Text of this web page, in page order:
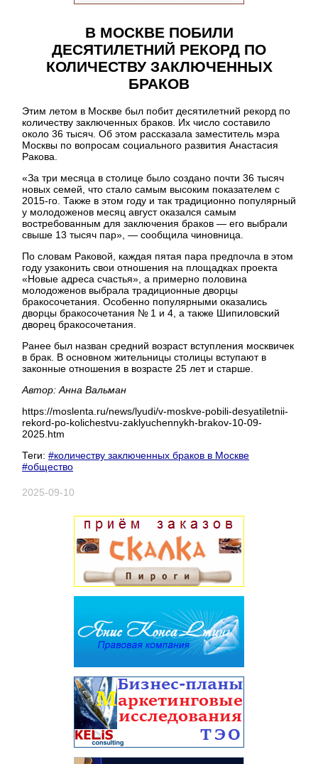
В МОСКВЕ ПОБИЛИ
ДЕСЯТИЛЕТНИЙ РЕКОРД ПО
КОЛИЧЕСТВУ ЗАКЛЮЧЕННЫХ
БРАКОВ
Этим летом в Москве был побит десятилетний рекорд по
количеству заключенных браков. Их число составило
около 36 тысяч. Об этом рассказала заместитель мэра
Москвы по вопросам социального развития Анастасия
Ракова.
«За три месяца в столице было создано почти 36 тысяч
новых семей, что стало самым высоким показателем с
2015-го. Также в этом году и так традиционно популярный
у молодоженов месяц август оказался самым
востребованным для заключения браков — его выбрали
свыше 13 тысяч пар», — сообщила чиновница.
По словам Раковой, каждая пятая пара предпочла в этом
году узаконить свои отношения на площадках проекта
«Новые адреса счастья», а примерно половина
молодоженов выбрала традиционные дворцы
бракосочетания. Особенно популярными оказались
дворцы бракосочетания № 1 и 4, а также Шипиловский
дворец бракосочетания.
Ранее был назван средний возраст вступления москвичек
в брак. В основном жительницы столицы вступают в
законные отношения в возрасте 25 лет и старше.
Автор: Анна Вальман
https://moslenta.ru/news/lyudi/v-moskve-pobili-desyatiletnii-
rekord-po-kolichestvu-zaklyuchennykh-brakov-10-09-
2025.htm
Теги: #количеству заключенных браков в Москве
#общество
2025-09-10